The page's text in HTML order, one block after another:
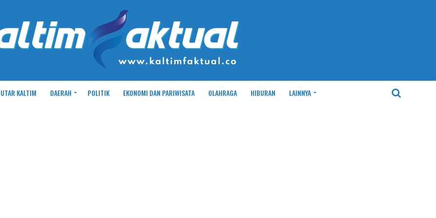
KALTIM DAERAH POLITIK EKONOMI DAN PARIWISATA OLAHRAGA HIBURAN LAINNYA